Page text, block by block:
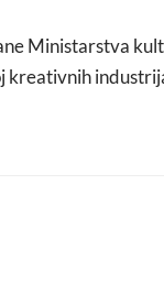
Ministarstva
kreativnih